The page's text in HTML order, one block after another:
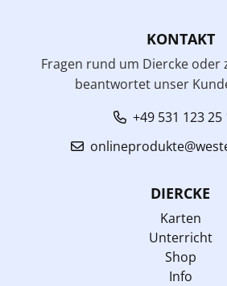
KONTAKT
Fragen rund um Diercke oder
beantwortet unser
+49 531 123 25
DIERCKE
Karten
Unterricht
Shop
Info